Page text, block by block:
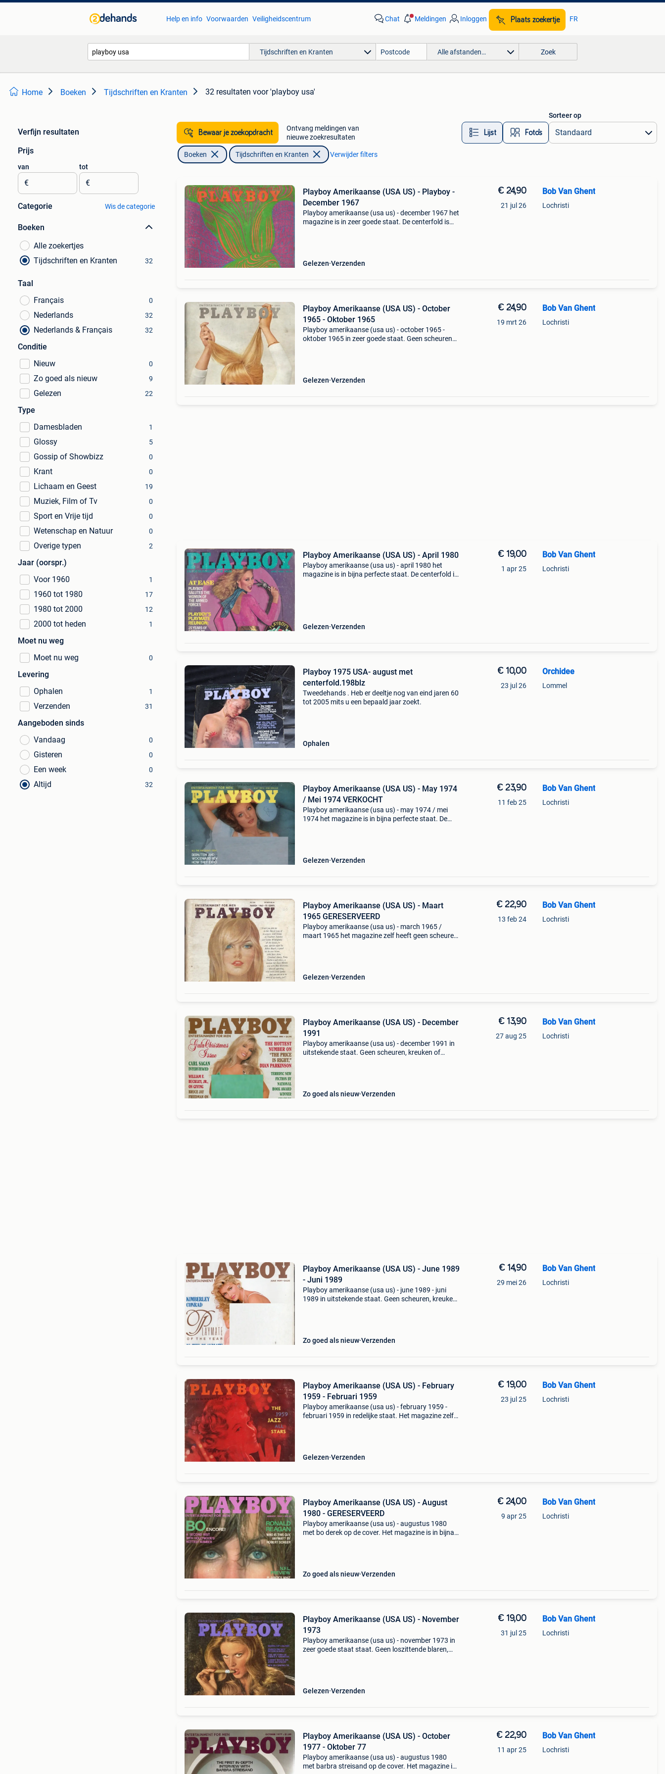
Help en info Voorwaarden Veiligheidscentrum Chat Meldingen Inloggen Plaats zoekertje FR
Tijdschriften en Kranten Alle afstanden… Zoek
Home Boeken Tijdschriften en Kranten 32 resultaten voor 'playboy usa'
Verfijn resultaten
Prijs
van
€
tot
€
Categorie Wis de categorie
Boeken
Alle zoekertjes
Tijdschriften en Kranten
32
Taal
Français
0
Nederlands 32
Nederlands & Français 32
Conditie
Nieuw
0
Zo goed als nieuw 9
Gelezen 22
Type
Damesbladen
1
Glossy 5
Gossip of Showbizz 0
Krant 0
Lichaam en Geest 19
Muziek, Film of Tv 0
Sport en Vrije tijd 0
Wetenschap en Natuur 0
Overige typen 2
Jaar (oorspr.)
Voor 1960
1
1960 tot 1980 17
1980 tot 2000 12
2000 tot heden 1
Moet nu weg
Moet nu weg
0
Levering
Ophalen
1
Verzenden 31
Aangeboden sinds
Vandaag
0
Gisteren 0
Een week 0
Altijd 32
Bewaar je zoekopdracht
Ontvang meldingen van
nieuwe zoekresultaten
Lijst Foto’s
Sorteer op
Boeken Tijdschriften en Kranten Verwijder filters
Playboy Amerikaanse (USA US) - Playboy -
December 1967
Playboy amerikaanse (usa us) - december 1967 het
magazine is in zeer goede staat. De centerfold is
Gelezen Verzenden
€ 24,90
21 jul 26
Bob Van Ghent
Lochristi
Playboy Amerikaanse (USA US) - October
1965 - Oktober 1965
Playboy amerikaanse (usa us) - october 1965 -
oktober 1965 in zeer goede staat. Geen scheuren
Gelezen Verzenden
€ 24,90
19 mrt 26
Bob Van Ghent
Lochristi
Playboy Amerikaanse (USA US) - April 1980
Playboy amerikaanse (usa us) - april 1980 het
magazine is in bijna perfecte staat. De centerfold is
Gelezen Verzenden
€ 19,00
1 apr 25
Bob Van Ghent
Lochristi
Playboy 1975 USA- august met
centerfold.198blz
Tweedehands . Heb er deeltje nog van eind jaren 60
tot 2005 mits u een bepaald jaar zoekt.
Ophalen
€ 10,00
23 jul 26
Orchidee
Lommel
Playboy Amerikaanse (USA US) - May 1974
/ Mei 1974 VERKOCHT
Playboy amerikaanse (usa us) - may 1974 / mei
1974 het magazine is in bijna perfecte staat. De
Gelezen Verzenden
€ 23,90
11 feb 25
Bob Van Ghent
Lochristi
Playboy Amerikaanse (USA US) - Maart
1965 GERESERVEERD
Playboy amerikaanse (usa us) - march 1965 /
maart 1965 het magazine zelf heeft geen scheuren
Gelezen Verzenden
€ 22,90
13 feb 24
Bob Van Ghent
Lochristi
Playboy Amerikaanse (USA US) - December
1991
Playboy amerikaanse (usa us) - december 1991 in
uitstekende staat. Geen scheuren, kreuken of
Zo goed als nieuw Verzenden
€ 13,90
27 aug 25
Bob Van Ghent
Lochristi
Playboy Amerikaanse (USA US) - June 1989
- Juni 1989
Playboy amerikaanse (usa us) - june 1989 - juni
1989 in uitstekende staat. Geen scheuren, kreuken
Zo goed als nieuw Verzenden
€ 14,90
29 mei 26
Bob Van Ghent
Lochristi
Playboy Amerikaanse (USA US) - February
1959 - Februari 1959
Playboy amerikaanse (usa us) - february 1959 -
februari 1959 in redelijke staat. Het magazine zelf
Gelezen Verzenden
€ 19,00
23 jul 25
Bob Van Ghent
Lochristi
Playboy Amerikaanse (USA US) - August
1980 - GERESERVEERD
Playboy amerikaanse (usa us) - augustus 1980
met bo derek op de cover. Het magazine is in bijna
Zo goed als nieuw Verzenden
€ 24,00
9 apr 25
Bob Van Ghent
Lochristi
Playboy Amerikaanse (USA US) - November
1973
Playboy amerikaanse (usa us) - november 1973 in
zeer goede staat staat. Geen loszittende blaren,
Gelezen Verzenden
€ 19,00
31 jul 25
Bob Van Ghent
Lochristi
Playboy Amerikaanse (USA US) - October
1977 - Oktober 77
Playboy amerikaanse (usa us) - augustus 1980
met barbra streisand op de cover. Het magazine is
€ 22,90
11 apr 25
Bob Van Ghent
Lochristi